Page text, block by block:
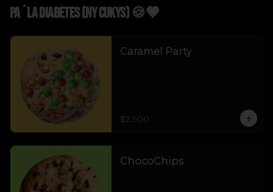
Pa´La Diabetes (NY Cukys) 🍪🤎
Caramel Party
$2.900
ChocoChips